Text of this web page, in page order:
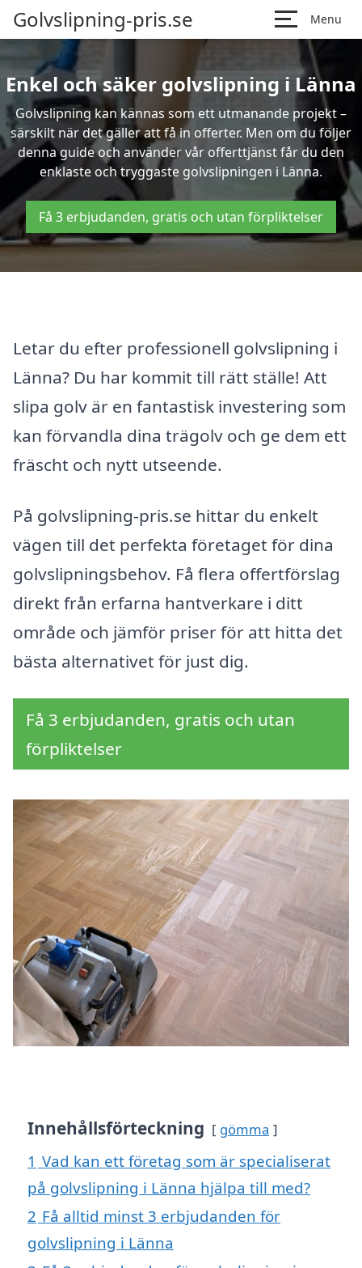
Golvslipning-pris.se Menu
Enkel och säker golvslipning i Länna
Golvslipning kan kännas som ett utmanande projekt –
särskilt när det gäller att få in offerter. Men om du följer
denna guide och använder vår offerttjänst får du den
enklaste och tryggaste golvslipningen i Länna.
Få 3 erbjudanden, gratis och utan förpliktelser
Letar du efter professionell golvslipning i
Länna? Du har kommit till rätt ställe! Att
slipa golv är en fantastisk investering som
kan förvandla dina trägolv och ge dem ett
fräscht och nytt utseende.
På golvslipning-pris.se hittar du enkelt
vägen till det perfekta företaget för dina
golvslipningsbehov. Få flera offertförslag
direkt från erfarna hantverkare i ditt
område och jämför priser för att hitta det
bästa alternativet för just dig.
Få 3 erbjudanden, gratis och utan
förpliktelser
Innehållsförteckning gömma
1 Vad kan ett företag som är specialiserat
på golvslipning i Länna hjälpa till med?
2 Få alltid minst 3 erbjudanden för
golvslipning i Länna